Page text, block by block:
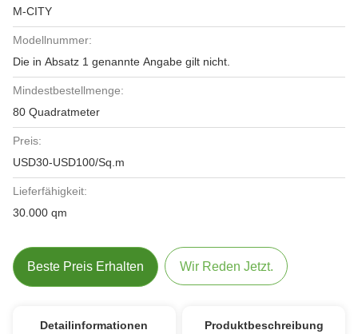
M-CITY
Modellnummer:
Die in Absatz 1 genannte Angabe gilt nicht.
Mindestbestellmenge:
80 Quadratmeter
Preis:
USD30-USD100/Sq.m
Lieferfähigkeit:
30.000 qm
Beste Preis Erhalten Wir Reden Jetzt.
Detailinformationen Produktbeschreibung